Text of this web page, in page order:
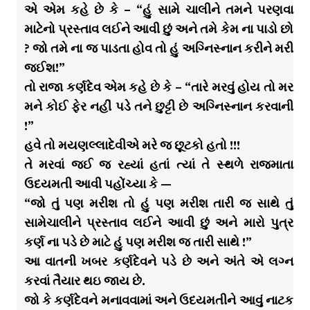
એ એમ કહે છે કે – “હું સામે ચાલીને તમને પરણવા
માટેનો પ્રસ્તાવ લઈને આવી છું અને તમે કેમ ના પાડો છો
? જો તમે ના જ પાડતા હોવ તો હું અગ્નિસ્નાન કરીને મરી
જઈશ!”
તો રાજા કર્ણદેવ એમ કહે છે કે – “તારે મરવું હોય તો મર
મને કોઈ ફેર નહીં પડે તને છુટ્ટી છે અગ્નિસ્નાન કરવાની
!”
હવે તો મયણલ્લાદેવીએ મરે જ છૂટકો હતો !!!
તે મરવાં જઈ જ રહ્યાં હતાં ત્યાં તે સ્થળે રાજમાતા
ઉદયમતી આવી પહોંચ્યા કે —
“જો તું પણ મરીશ તો હું પણ મરીશ તારી જ સાથે તું
સામેચાલીને પ્રસ્તાવ લઈને આવી છું અને મારો પુત્ર
કર્ણ ના પડે છે માટે હું પણ મરીશ જ તારી સાથે !”
આ વાતની ખબર કર્ણદેવને પડે છે અને અંતે એ લગ્ન
કરવાં તૈયાર થઇ જાય છે.
જો કે કર્ણદેવને મનાવવામાં અને ઉદયમતીને આવું નાટક